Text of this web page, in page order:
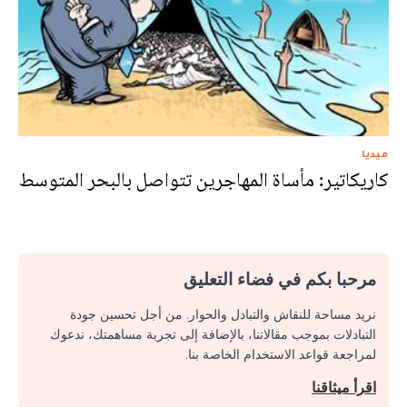
ميديا
كاريكاتير: مأساة المهاجرين تتواصل بالبحر المتوسط
مرحبا بكم في فضاء التعليق
نريد مساحة للنقاش والتبادل والحوار. من أجل تحسين جودة
التبادلات بموجب مقالاتنا، بالإضافة إلى تجربة مساهمتك، ندعوك
لمراجعة قواعد الاستخدام الخاصة بنا.
اقرأ ميثاقنا